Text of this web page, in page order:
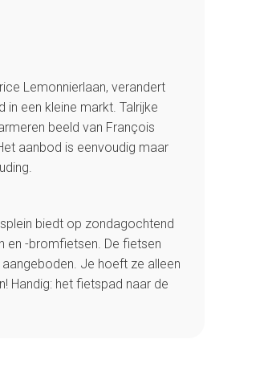
Lemonnierlaan, verandert
in een kleine markt. Talrijke
beeld van François
aanbod is eenvoudig maar
biedt op zondagochtend
en -bromfietsen. De fietsen
Je hoeft ze alleen
Handig: het fietspad naar de